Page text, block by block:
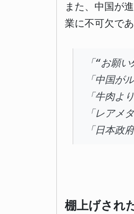
また、中国が
業に不可欠で
「“お願
「中国が
「牛肉よ
「レアメ
「日本政
棚上げされ